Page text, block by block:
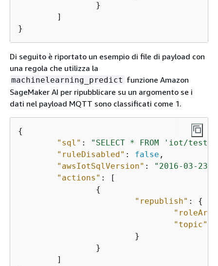
}
Di seguito è riportato un esempio di file di payload con
una regola che utilizza la
machinelearning_predict funzione Amazon
SageMaker AI per ripubblicare su un argomento se i
dati nel payload MQTT sono classificati come 1.
{
"sql" :
"SELECT * FROM 'iot/
"ruleDisabled" : false ,
"awsIotSqlVersion" : "2016-03-23"
"actions" : [
{
"republish" : {
"roleArn"
"topic"